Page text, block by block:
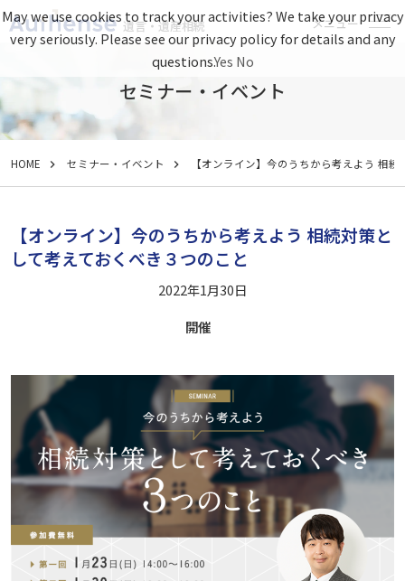
メニュー
遺言・遺産相続
セミナー・イベント
HOME セミナー・イベント 【オンライン】今のうちから考えよう 相
【オンライン】今のうちから考えよう 相続対策と
して考えておくべき３つのこと
2022年1月30日
開催
May we use cookies to track your activities? We take your privacy
very seriously. Please see our privacy policy for details and any
questions.Yes No